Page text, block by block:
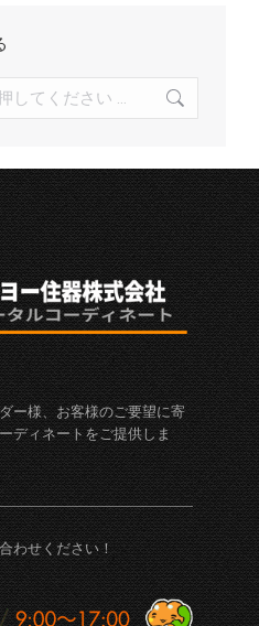
ー様、お客様のご要望に寄
ディネートをご提供しま
わせください！